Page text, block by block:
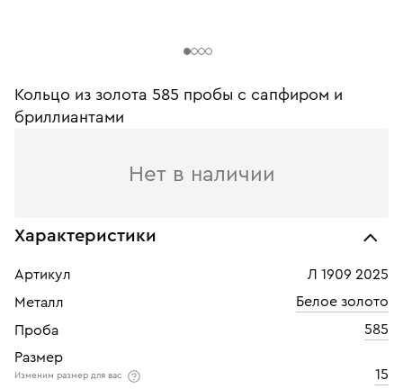
Кольцо из золота 585 пробы с сапфиром и
бриллиантами
Нет в наличии
Характеристики
Артикул
Л 1909 2025
Металл
Белое золото
Проба
585
Размер
Изменим размер для вас
15